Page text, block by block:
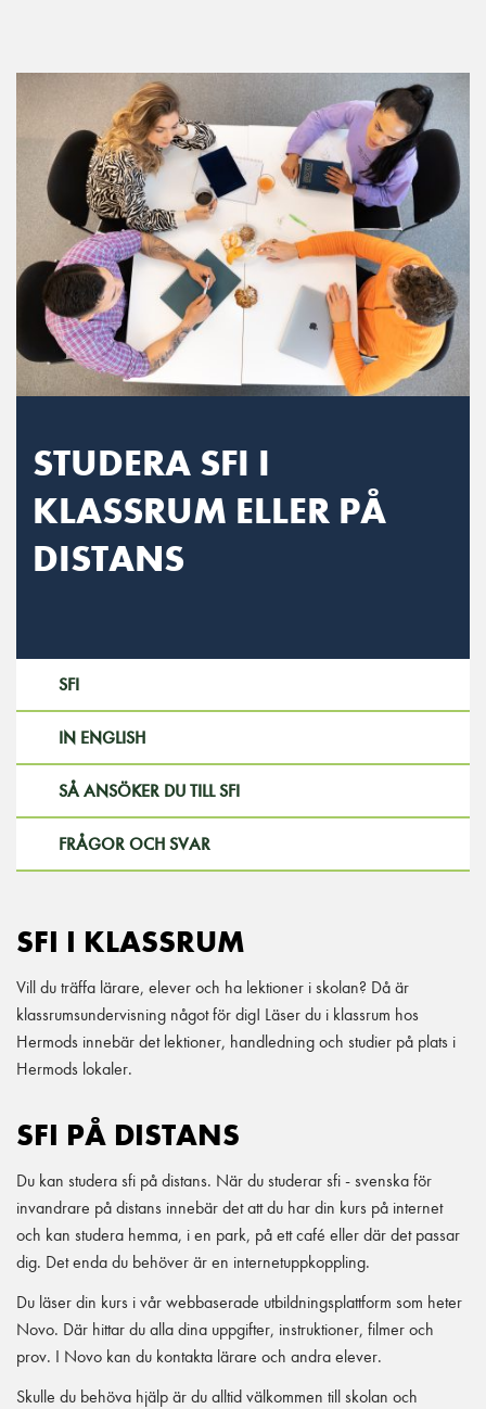
STUDERA SFI I
KLASSRUM ELLER PÅ
DISTANS
SFI
IN ENGLISH
SÅ ANSÖKER DU TILL SFI
FRÅGOR OCH SVAR
SFI I KLASSRUM
Vill du träffa lärare, elever och ha lektioner i skolan? Då är
klassrumsundervisning något för dig! Läser du i klassrum hos
Hermods innebär det lektioner, handledning och studier på plats i
Hermods lokaler.
SFI PÅ DISTANS
Du kan studera sfi på distans. När du studerar sfi - svenska för
invandrare på distans innebär det att du har din kurs på internet
och kan studera hemma, i en park, på ett café eller där det passar
dig. Det enda du behöver är en internetuppkoppling.
Du läser din kurs i vår webbaserade utbildningsplattform som heter
Novo. Där hittar du alla dina uppgifter, instruktioner, filmer och
prov. I Novo kan du kontakta lärare och andra elever.
Skulle du behöva hjälp är du alltid välkommen till skolan och